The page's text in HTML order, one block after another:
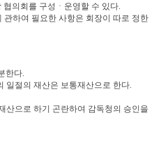
협의회를 구성 ㆍ 운영할 수 있다.
하여 필요한 사항은 회장이 따로 정한
한다.
일절의 재산은 보통재산으로 한다.
산으로 하기 곤란하여 감독청의 승인을